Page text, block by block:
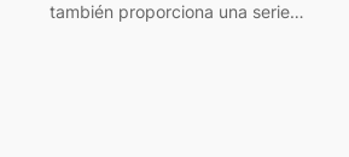
también proporciona una serie…